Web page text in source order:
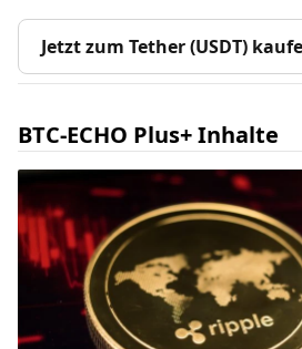
Jetzt zum Tether (USDT)
BTC-ECHO Plus+ Inhalte